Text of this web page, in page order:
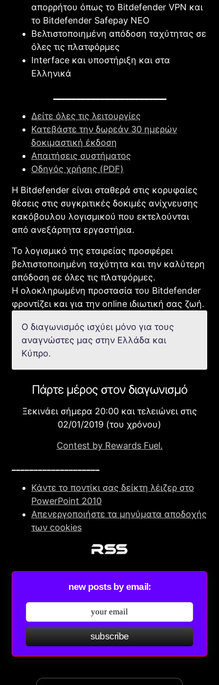
απορρήτου όπως το Bitdefender VPN και
το Bitdefender Safepay ΝΕΟ
Βελτιστοποιημένη απόδοση ταχύτητας σε
όλες τις πλατφόρμες
Interface και υποστήριξη και στα
Ελληνικά
Δείτε όλες τις λειτουργίες
Κατεβάστε την δωρεάν 30 ημερών
δοκιμαστική έκδοση
Απαιτήσεις συστήματος
Οδηγός χρήσης (PDF)
Η Bitdefender είναι σταθερά στις κορυφαίες
θέσεις στις συγκριτικές δοκιμές ανίχνευσης
κακόβουλου λογισμικού που εκτελούνται
από ανεξάρτητα εργαστήρια.
Το λογισμικό της εταιρείας προσφέρει
βελτιστοποιημένη ταχύτητα και την καλύτερη
απόδοση σε όλες τις πλατφόρμες.
Η ολοκληρωμένη προστασία του Bitdefender
φροντίζει και για την online ιδιωτική σας ζωή.
Ο διαγωνισμός ισχύει μόνο για τους
αναγνώστες μας στην Ελλάδα και
Κύπρο.
Πάρτε μέρος στον διαγωνισμό
Ξεκινάει σήμερα 20:00 και τελειώνει στις
02/01/2019 (του χρόνου)
Contest by Rewards Fuel.
Κάντε το ποντίκι σας δείκτη λέιζερ στο
PowerPoint 2010
Απενεργοποιήστε τα μηνύματα αποδοχής
των cookies
new posts by email:
subscribe